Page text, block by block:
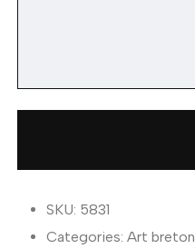
SKU: 5831
Categories: Art breton